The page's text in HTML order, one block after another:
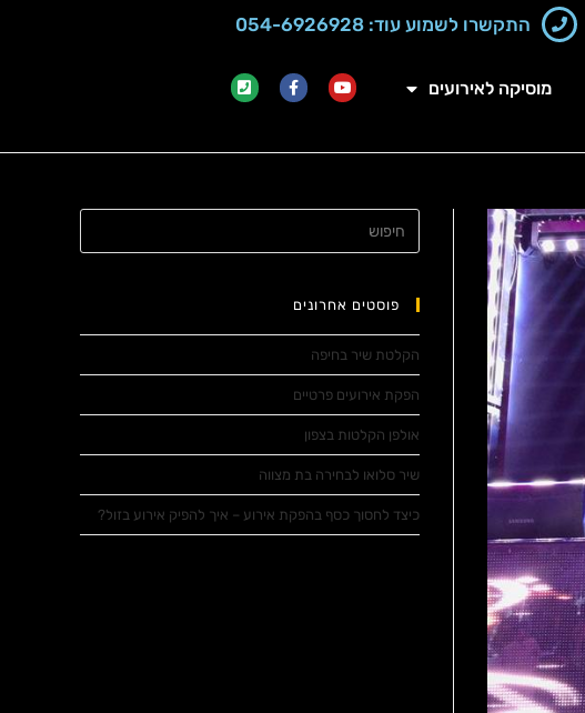
התקשרו לשמוע עוד: 054-6926928‬
מוסיקה לאירועים
פוסטים אחרונים
הקלטת שיר בחיפה
הפקת אירועים פרטיים
אולפן הקלטות בצפון
שיר סלואו לבחירה בת מצווה
כיצד לחסוך כסף בהפקת אירוע – איך להפיק אירוע בזול?